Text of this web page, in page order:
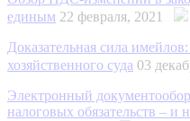
единым 22 февраля, 2021
Доказательная сила
хозяйственного суда 03
Электронный
налоговых обязательств – и